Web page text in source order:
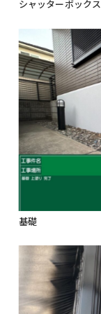
シャッターボックス
基礎